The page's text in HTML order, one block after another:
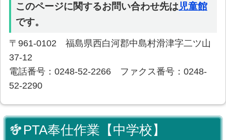
このページに関するお問い合わせ先は児童館
です。
〒961-0102 福島県西白河郡中島村滑津字二ツ山
37-12
電話番号：0248-52-2266 ファクス番号：0248-
52-2290
PTA奉仕作業【中学校】